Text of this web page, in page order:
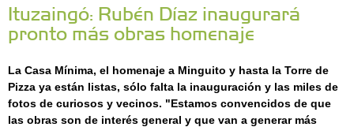
Ituzaingó: Rubén Díaz inaugurará
pronto más obras homenaje
La Casa Mínima, el homenaje a Minguito y hasta la Torre de
Pizza ya están listas, sólo falta la inauguración y las miles de
fotos de curiosos y vecinos. "Estamos convencidos de que
las obras son de interés general y que van a generar más